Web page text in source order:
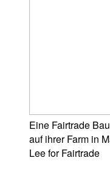
Eine Fairtrade
auf ihrer Farm in
Lee for Fairtrade